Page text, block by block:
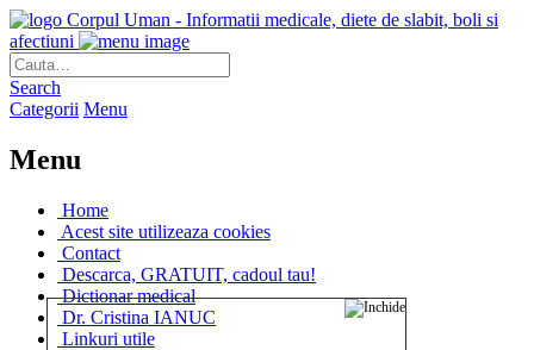
Corpul Uman - Informatii medicale, diete de slabit, boli si
afectiuni
Search
Categorii Menu
Menu
Home
Acest site utilizeaza cookies
Contact
Descarca, GRATUIT, cadoul tau!
Dictionar medical
Dr. Cristina IANUC
Linkuri utile